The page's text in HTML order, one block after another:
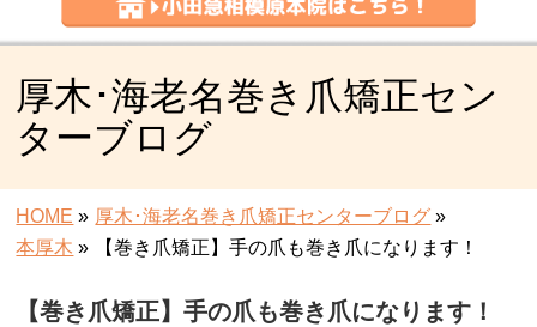
厚木･海老名巻き爪矯正セン
ターブログ
HOME » 厚木･海老名巻き爪矯正センターブログ »
本厚木 » 【巻き爪矯正】手の爪も巻き爪になります！
【巻き爪矯正】手の爪も巻き爪になります！